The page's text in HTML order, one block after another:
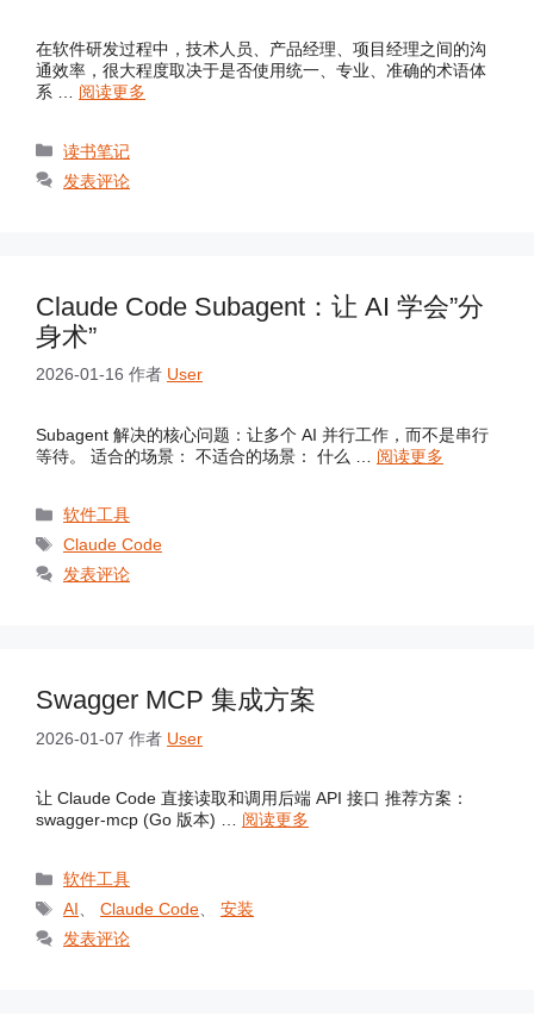
在软件研发过程中，技术人员、产品经理、项目经理之间的沟
通效率，很大程度取决于是否使用统一、专业、准确的术语体
系 … 阅读更多
分
类
读书笔记
发表评论
Claude Code Subagent：让 AI 学会”分
身术”
2026-01-16 作者 User
Subagent 解决的核心问题：让多个 AI 并行工作，而不是串行
等待。 适合的场景： 不适合的场景： 什么 … 阅读更多
分
类
软件工具
标
签
Claude Code
发表评论
Swagger MCP 集成方案
2026-01-07 作者 User
让 Claude Code 直接读取和调用后端 API 接口 推荐方案：
swagger-mcp (Go 版本) … 阅读更多
分
类
软件工具
标
签
AI、Claude Code、安装
发表评论